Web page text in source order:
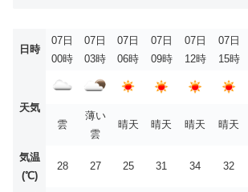
日時
07日
00時
07日
03時
07日
06時
07日
09時
07日
12時
07日
15時
天気
雲
薄い
雲
晴天 晴天 晴天 晴天
気温
(℃)
28 27 25 31 34 32